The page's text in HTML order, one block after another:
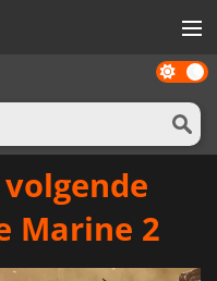
Dark
mode
Marine 2